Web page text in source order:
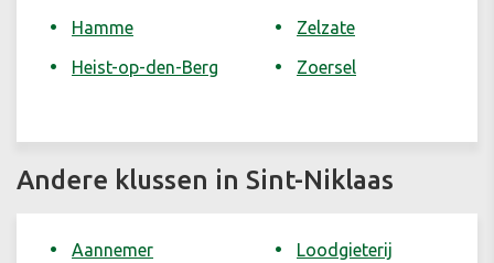
Hamme
Heist-op-den-Berg
Zelzate
Zoersel
Andere klussen in Sint-Niklaas
Aannemer
Loodgieterij